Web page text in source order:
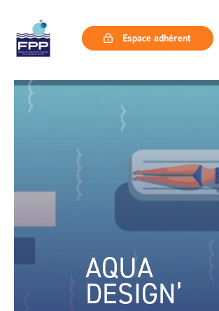
Espace adhérent
AQUA
DESIGN’